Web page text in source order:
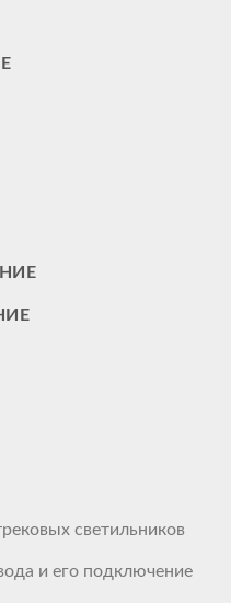
светильников
и его подключение